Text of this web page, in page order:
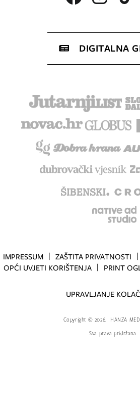
DIGITALNA
IMPRESSUM ZAŠTITA PRIVATNOSTI
OPĆI UVJETI KORIŠTENJA
PRINT
UPRAVLJANJE
Copyright © 2026.
HANZA
Sva prava pridržana